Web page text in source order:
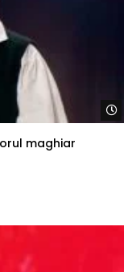
maghiar